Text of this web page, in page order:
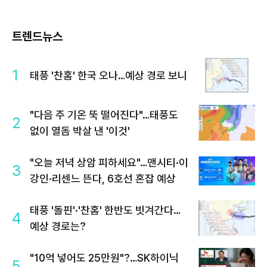
트렌드뉴스
1 태풍 '찬홈' 한국 오나…예상 경로 보니
2
"다음 주 기온 뚝 떨어진다"…태풍도
없이 열돔 박살 낸 '이것'
3
"오늘 저녁 상암 피하세요"…맨시티·이
강인·리센느 뜬다, 6호선 혼잡 예상
4
태풍 '돌핀'·'찬홈' 한반도 빗겨간다…
예상 경로는?
"10억 넣어도 25만원"?…SK하이닉